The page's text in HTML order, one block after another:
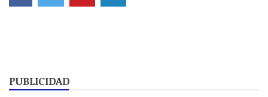
PUBLICIDAD